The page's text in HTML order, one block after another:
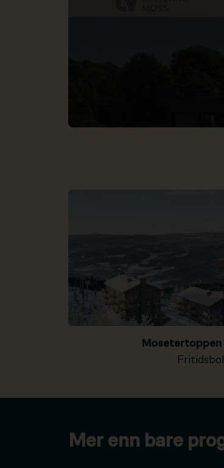
Mosetertoppen
Mer enn bare